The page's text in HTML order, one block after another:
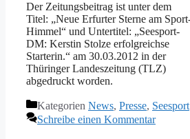
Der Zeitungsbeitrag ist unter dem
Titel: „Neue Erfurter Sterne am
Himmel“ und Untertitel: „Seesport-
DM: Kerstin Stolze erfolgreichse
Starterin.“ am 30.03.2012 in der
Thüringer Landeszeitung (TLZ)
abgedruckt worden.
Kategorien News, Presse, Seesport
Schreibe einen Kommentar